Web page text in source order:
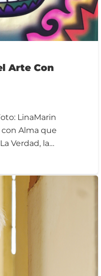
Arte Con
LinaMarin
Alma que
Verdad, la…